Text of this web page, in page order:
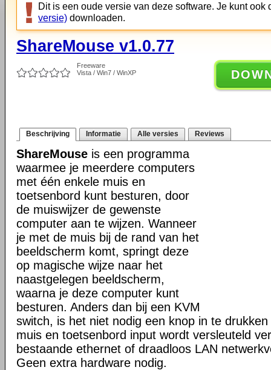
Dit is een oude versie van deze software. Je kunt ook
versie) downloaden.
ShareMouse v1.0.77
Freeware
Vista / Win7 / WinXP
Beschrijving Informatie Alle versies Reviews
ShareMouse is een programma
waarmee je meerdere computers
met één enkele muis en
toetsenbord kunt besturen, door
de muiswijzer de gewenste
computer aan te wijzen. Wanneer
je met de muis bij de rand van het
beeldscherm komt, springt deze
op magische wijze naar het
naastgelegen beeldscherm,
waarna je deze computer kunt
besturen. Anders dan bij een KVM
switch, is het niet nodig een knop in te
muis en toetsenbord input wordt versleuteld
bestaande ethernet of draadloos LAN
Geen extra hardware nodig.